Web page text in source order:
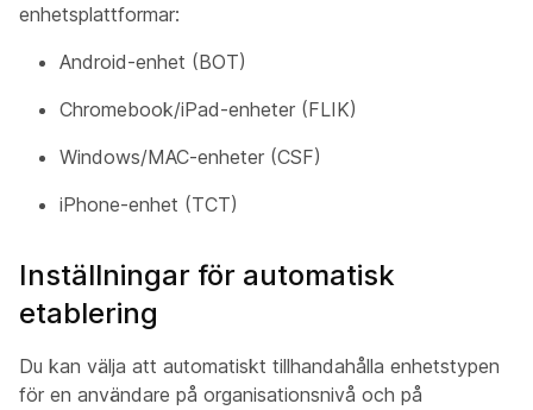
enhetsplattformar:
Android-enhet (BOT)
Chromebook/iPad-enheter (FLIK)
Windows/MAC-enheter (CSF)
iPhone-enhet (TCT)
Inställningar för automatisk
etablering
Du kan välja att automatiskt tillhandahålla enhetstypen
för en användare på organisationsnivå och på